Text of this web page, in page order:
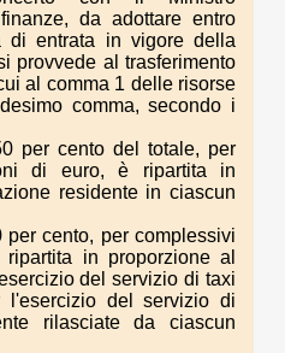
da adottare entro
di entrata in vigore della
provvede al trasferimento
al comma 1 delle risorse
comma, secondo i
per cento del totale, per
di euro, è ripartita in
residente in ciascun
cento, per complessivi
in proporzione al
del servizio di taxi
del servizio di
rilasciate da ciascun